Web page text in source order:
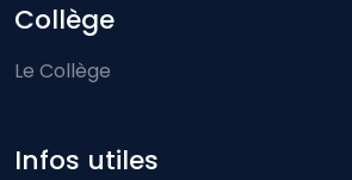
Collège
Le Collège
Infos utiles